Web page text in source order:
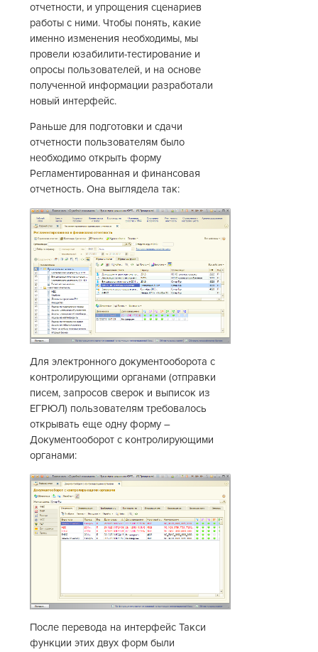
отчетности, и упрощения сценариев
работы с ними. Чтобы понять, какие
именно изменения необходимы, мы
провели юзабилити-тестирование и
опросы пользователей, и на основе
полученной информации разработали
новый интерфейс.
Раньше для подготовки и сдачи
отчетности пользователям было
необходимо открыть форму
Регламентированная и финансовая
отчетность. Она выглядела так:
Для электронного документооборота с
контролирующими органами (отправки
писем, запросов сверок и выписок из
ЕГРЮЛ) пользователям требовалось
открывать еще одну форму –
Документооборот с контролирующими
органами:
После перевода на интерфейс Такси
функции этих двух форм были